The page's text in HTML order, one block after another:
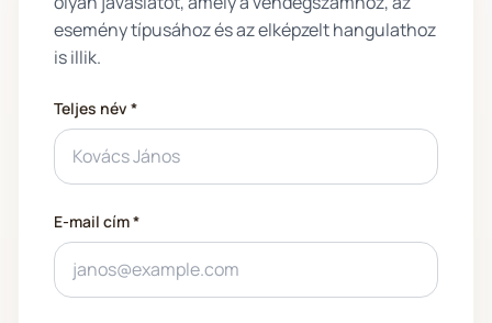
esemény típusához és az elképzelt hangulathoz
is illik.
Teljes név *
E-mail cím *